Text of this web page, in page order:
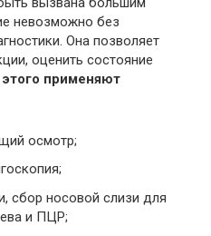
невозможно без
Она позволяет
оценить состояние
применяют
осмотр;
сбор носовой слизи для
и ПЦР;